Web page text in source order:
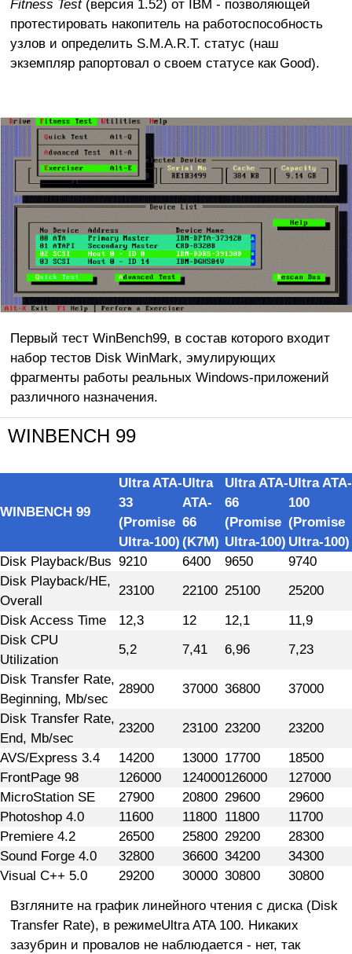
Fitness Test(версия 1.52) от IBM - позволяющей
протестировать накопитель на работоспособность
узлов и определить S.M.A.R.T. статус (наш
экземпляр рапортовал о своем статусе как Good).
Первый тест WinBench99, в состав которого входит
набор тестов Disk WinMark, эмулирующих
фрагменты работы реальных Windows-приложений
различного назначения.
WINBENCH 99
WINBENCH 99
Ultra ATA-
33
(Promise
Ultra-100)
Ultra
ATA-
66
(K7M)
Ultra ATA-
66
(Promise
Ultra-100)
Ultra ATA-
100
(Promise
Ultra-100)
Disk Playback/Bus 9210 6400 9650
9740
Disk Playback/HE,
Overall
23100 22100 25100
25200
Disk Access Time
12,3 12 12,1
11,9
Disk CPU
Utilization
5,2 7,41 6,96
7,23
Disk Transfer Rate,
Beginning, Mb/sec
28900 37000 36800
37000
Disk Transfer Rate,
End, Mb/sec
23200 23100 23200
23200
AVS/Express 3.4
14200 13000 17700
18500
FrontPage 98
126000 124000126000
127000
MicroStation SE
27900 20800 29600
29600
Photoshop 4.0
11600 11800 11800
11700
Premiere 4.2
26500 25800 29200
28300
Sound Forge 4.0
32800 36600 34200
34300
Visual C++ 5.0
29200 30000 30800
30800
Взгляните на график линейного чтения с диска (Disk
Transfer Rate), в режимеUltra ATA 100. Никаких
зазубрин и провалов не наблюдается - нет, так